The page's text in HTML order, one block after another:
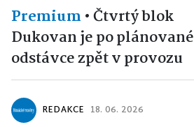
Premium •Čtvrtý blok
Dukovan je po plánované
odstávce zpět v provozu
REDAKCE 18. 06. 2026